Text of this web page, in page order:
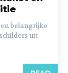
belangrijke
uit